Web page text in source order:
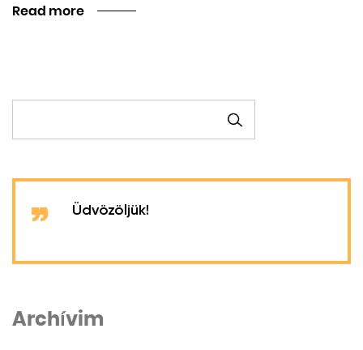
Read more
Üdvözöljük!
Archívim